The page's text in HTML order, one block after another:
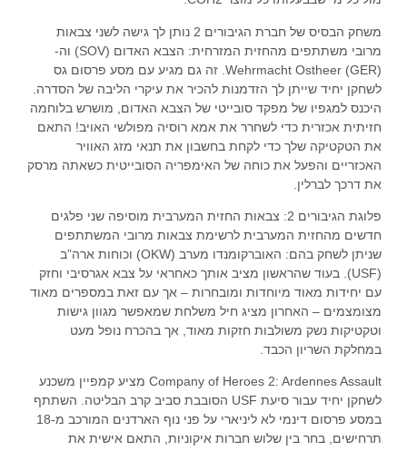
משחק הבסיס של חברת הגיבורים 2 נותן לך גישה לשני צבאות
מרובי משתתפים מהחזית המזרחית: הצבא האדום (SOV) וה-
Wehrmacht Ostheer (GER). זה גם מגיע עם מסע פרסום גס
לשחקן יחיד שייתן לך הזדמנות להכיר את עיקרי הליבה של הסדרה.
היכנס למגפיו של מפקד סובייטי של הצבא האדום, מושרש בלוחמה
חזיתית אכזרית כדי לשחרר את אמא רוסיה מפולשי האויב! התאם
את הטקטיקה שלך כדי לקחת בחשבון את תנאי מזג האוויר
האכזריים והפעל את כוחה של האימפריה הסובייטית כשאתה מרסק
את דרכך לברלין.
פלוגת הגיבורים 2: צבאות החזית המערבית מוסיפה שני פלגים
חדשים מהחזית המערבית לרשימת צבאות מרובי המשתתפים
שניתן לשחק בהם: האוברקומנדו מערב (OKW) וכוחות ארה”ב
(USF). בעוד שהראשון מציב אותך כאחראי על צבא אגרסיבי וחזק
עם יחידות מאוד מיוחדות ומובחרות – אך עם זאת במספרים מאוד
מצומצמים – האחרון מציג חיל משלחת שמאפשר מגוון גישות
וטקטיקות נשק משולבות חזקות מאוד, אך בהכרח נופל מעט
במחלקת השריון הכבד.
Company of Heroes 2: Ardennes Assault מציע קמפיין משכנע
לשחקן יחיד עבור סיעת USF הסובבת סביב קרב הבליטה. השתתף
במסע פרסום דינמי לא ליניארי על פני נוף הארדנים המורכב מ-18
תרחישים, בחר בין שלוש חברות איקוניות, התאם אישית את